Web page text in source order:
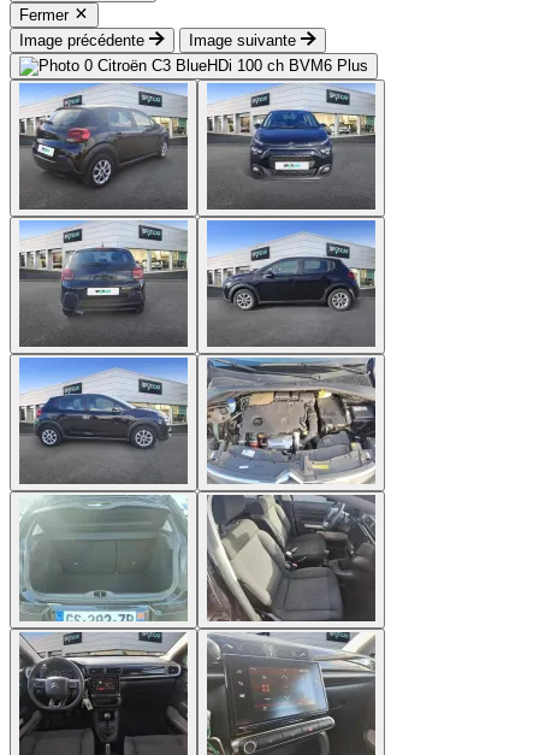
Fermer
Image précédente
Image suivante